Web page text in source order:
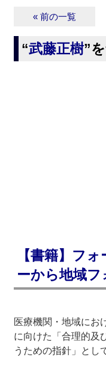
« 前の一覧
“武藤正樹”
【書籍】フ
ーから地域
医療機関・地域にお
に向けた「合理的及
うための指針」とし